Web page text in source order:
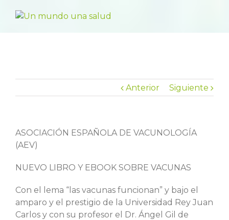
Anterior Siguiente
ASOCIACIÓN ESPAÑOLA DE VACUNOLOGÍA
(AEV)
NUEVO LIBRO Y EBOOK SOBRE VACUNAS
Con el lema “las vacunas funcionan” y bajo el
amparo y el prestigio de la Universidad Rey Juan
Carlos y con su profesor el Dr. Ángel Gil de